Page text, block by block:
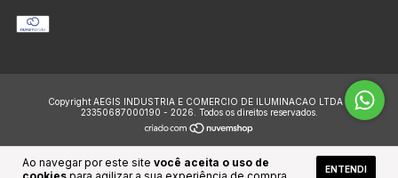
Ao navegar por este site você aceita o uso de
ENTENDI
Copyright AEGIS INDUSTRIA E COMERCIO DE ILUMINACAO LTDA -
23350687000190 - 2026. Todos os direitos reservados.